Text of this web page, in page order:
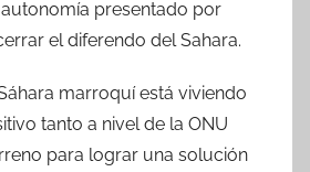
presentado por
el diferendo del Sahara.
marroquí está viviendo
tanto a nivel de la ONU
para lograr una solución